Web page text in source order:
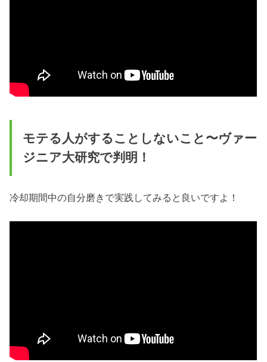
モテる人がすることしないこと〜ヴァー
ジニア大研究で判明！
冷却期間中の自分磨きで実践してみると良いですよ！